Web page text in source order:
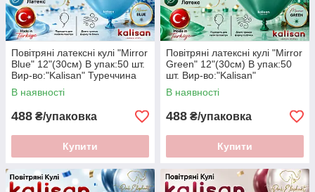
Повітряні латексні кулі "Mirror
Blue" 12"(30см) В упак:50 шт.
Вир-во:"Kalisan" Туреччина
В наявності
488 ₴/упаковка
Купити
Повітряні латексні кулі "Mirror
Green" 12"(30см) В упак:50
шт. Вир-во:"Kalisan"
Туреччина
В наявності
488 ₴/упаковка
Купити